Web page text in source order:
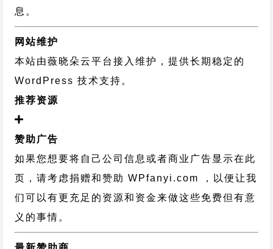
息。
网站维护
本站由薇晓朵云平台接入维护，提供长期稳定的
WordPress 技术支持 。
推荐资源
赞助广告
如果您想要将自己公司信息或者商业广告显示在此
页，请考虑捐赠和赞助 WPfanyi.com ，以便让我
们可以有更充足的资源和资金来做这些免费但有意
义的事情。